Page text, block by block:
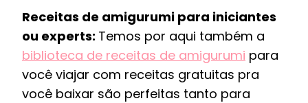
Receitas de amigurumi para iniciantes
ou experts: Temos por aqui também a
biblioteca de receitas de amigurumi para
você viajar com receitas gratuitas pra
você baixar são perfeitas tanto para